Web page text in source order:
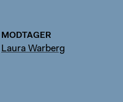
MODTAGER
Laura Warberg